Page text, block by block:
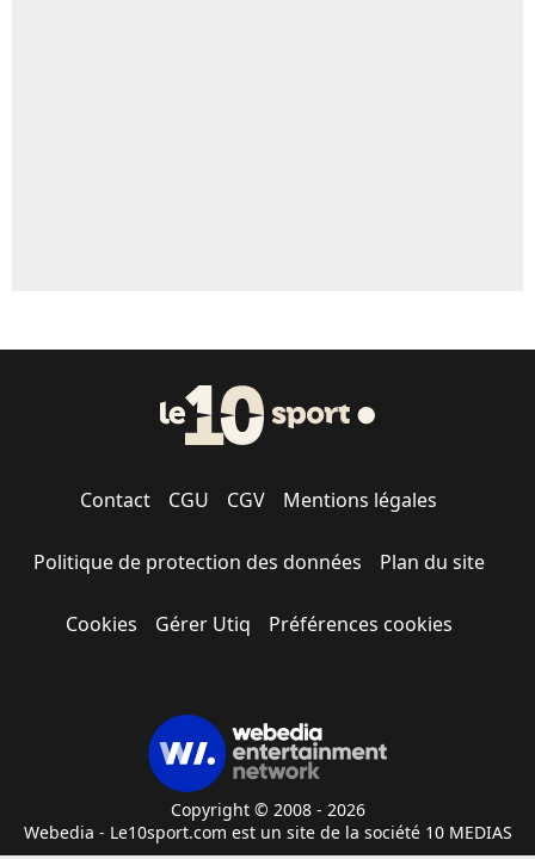
Contact CGU CGV Mentions légales
Politique de protection des données Plan du site
Cookies Gérer Utiq Préférences cookies
Copyright © 2008 - 2026
Webedia - Le10sport.com est un site de la société 10 MEDIAS